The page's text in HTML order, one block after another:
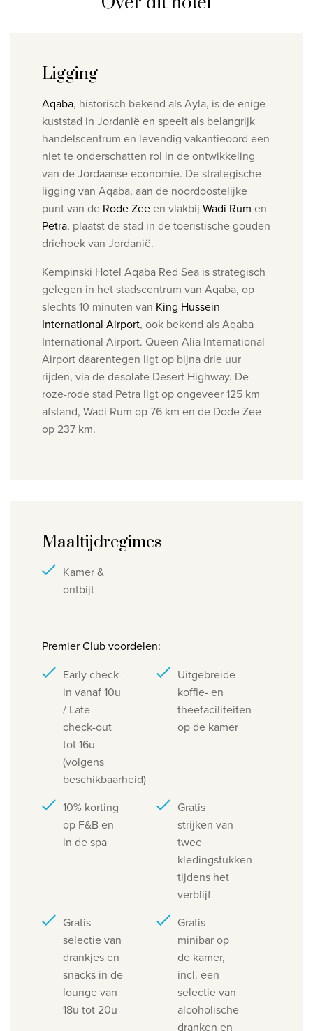
Ligging
Aqaba, historisch bekend als Ayla, is de enige
kuststad in Jordanië en speelt als belangrijk
handelscentrum en levendig vakantieoord een
niet te onderschatten rol in de ontwikkeling
van de Jordaanse economie. De strategische
ligging van Aqaba, aan de noordoostelijke
punt van de Rode Zeeen vlakbij Wadi Rum en
Petra, plaatst de stad in de toeristische gouden
driehoek van Jordanië.
Kempinski Hotel Aqaba Red Sea is strategisch
gelegen in het stadscentrum van Aqaba, op
slechts 10 minuten van King Hussein
International Airport, ook bekend als Aqaba
International Airport. Queen Alia International
Airport daarentegen ligt op bijna drie uur
rijden, via de desolate Desert Highway. De
roze-rode stad Petra ligt op ongeveer 125 km
afstand, Wadi Rum op 76 km en de Dode Zee
op 237 km.
Maaltijdregimes
Kamer &
ontbijt
Premier Club voordelen:
Early check-
in vanaf 10u
/ Late
check-out
tot 16u
(volgens
beschikbaarheid)
Uitgebreide
koffie- en
theefaciliteiten
op de kamer
10% korting
op F&B en
in de spa
Gratis
strijken van
twee
kledingstukken
tijdens het
verblijf
Gratis
selectie van
drankjes en
snacks in de
lounge van
18u tot 20u
Gratis
minibar op
de kamer,
incl. een
selectie van
alcoholische
dranken en